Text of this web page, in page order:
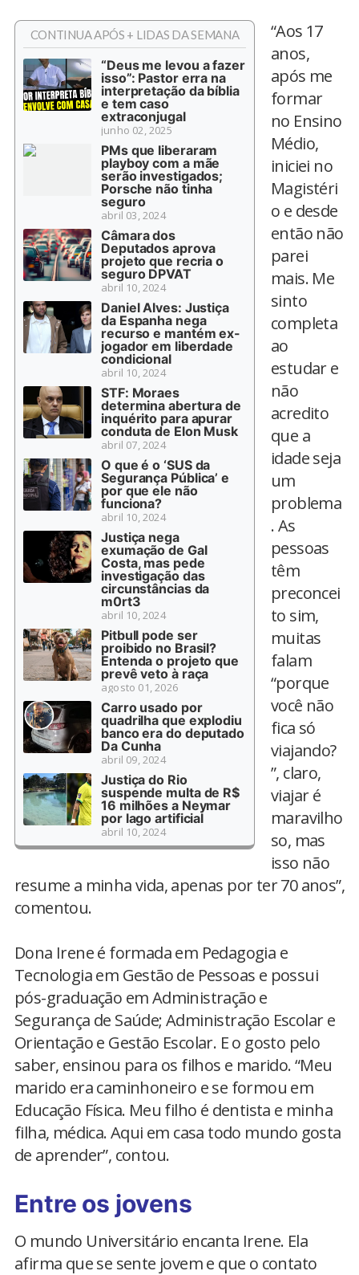
CONTINUA APÓS + LIDAS DA SEMANA
“Deus me levou a fazer
isso”: Pastor erra na
interpretação da bíblia
e tem caso
extraconjugal
junho 02, 2025
PMs que liberaram
playboy com a mãe
serão investigados;
Porsche não tinha
seguro
abril 03, 2024
Câmara dos
Deputados aprova
projeto que recria o
seguro DPVAT
abril 10, 2024
Daniel Alves: Justiça
da Espanha nega
recurso e mantém ex-
jogador em liberdade
condicional
abril 10, 2024
STF: Moraes
determina abertura de
inquérito para apurar
conduta de Elon Musk
abril 07, 2024
O que é o ‘SUS da
Segurança Pública’ e
por que ele não
funciona?
abril 10, 2024
Justiça nega
exumação de Gal
Costa, mas pede
investigação das
circunstâncias da
m0rt3
abril 10, 2024
Pitbull pode ser
proibido no Brasil?
Entenda o projeto que
prevê veto à raça
agosto 01, 2026
Carro usado por
quadrilha que explodiu
banco era do deputado
Da Cunha
abril 09, 2024
Justiça do Rio
suspende multa de R$
16 milhões a Neymar
por lago artificial
abril 10, 2024
“Aos 17
anos,
após me
formar
no Ensino
Médio,
iniciei no
Magistéri
o e desde
então não
parei
mais. Me
sinto
completa
ao
estudar e
não
acredito
que a
idade seja
um
problema
. As
pessoas
têm
preconcei
to sim,
muitas
falam
“porque
você não
fica só
viajando?
”, claro,
viajar é
maravilho
so, mas
isso não
resume a minha vida, apenas por ter 70 anos”,
comentou.
Dona Irene é formada em Pedagogia e
Tecnologia em Gestão de Pessoas e possui
pós-graduação em Administração e
Segurança de Saúde; Administração Escolar e
Orientação e Gestão Escolar. E o gosto pelo
saber, ensinou para os filhos e marido. “Meu
marido era caminhoneiro e se formou em
Educação Física. Meu filho é dentista e minha
filha, médica. Aqui em casa todo mundo gosta
de aprender”, contou.
Entre os jovens
O mundo Universitário encanta Irene. Ela
afirma que se sente jovem e que o contato